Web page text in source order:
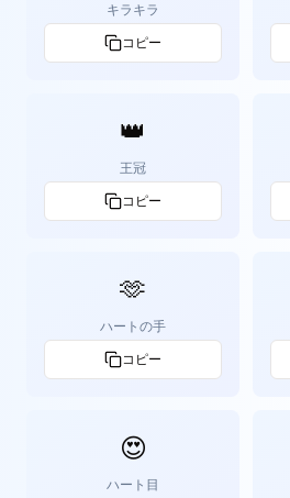
キラキラ
コピー
👑
王冠
コピー
🫶
ハートの手
コピー
😍
ハート目